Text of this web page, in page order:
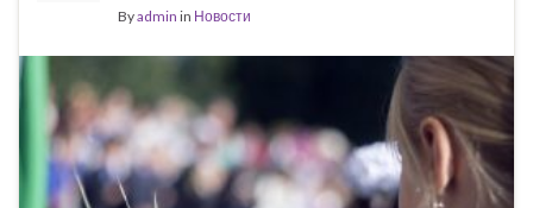
Byadmin in Новости